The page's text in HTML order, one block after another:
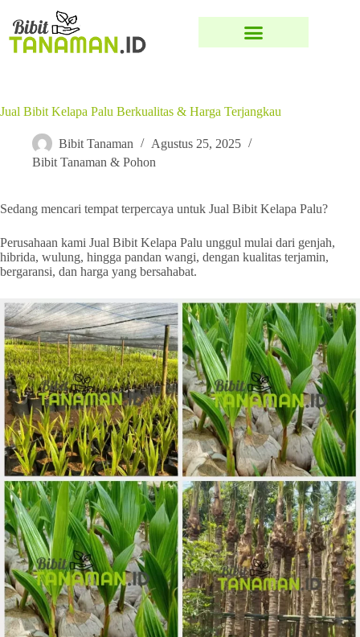
Jual Bibit Kelapa Palu Berkualitas & Harga Terjangkau
Bibit Tanaman
Agustus 25, 2025
Bibit Tanaman & Pohon
Sedang mencari tempat terpercaya untuk Jual Bibit Kelapa Palu?
Perusahaan kami Jual Bibit Kelapa Palu unggul mulai dari genjah,
hibrida, wulung, hingga pandan wangi, dengan kualitas terjamin,
bergaransi, dan harga yang bersahabat.